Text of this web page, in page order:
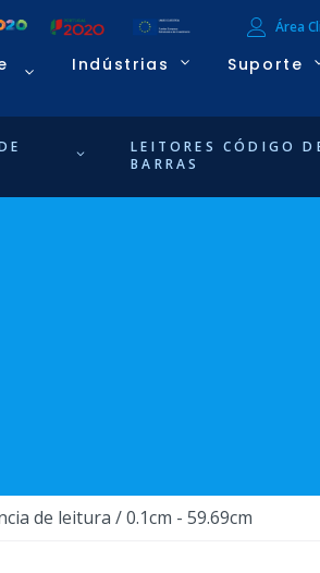
Área
Indústrias Suporte
LEITORES CÓDIGO
BARRAS
de leitura / 0.1cm - 59.69cm